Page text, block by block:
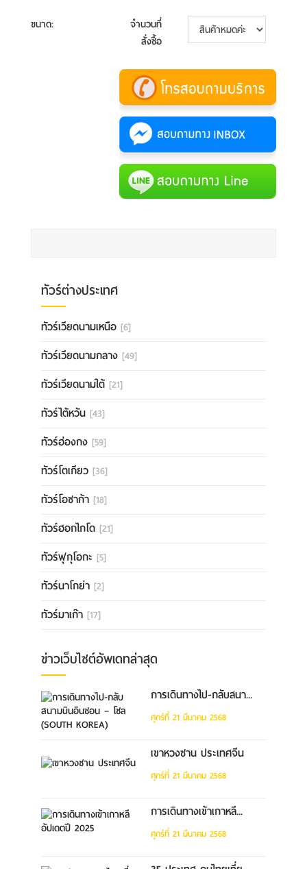
ขนาด:
จำนวนที่
สั่งซื้อ
ทัวร์ต่างประเทศ
ทัวร์เวียดนามเหนือ [6]
ทัวร์เวียดนามกลาง [49]
ทัวร์เวียดนามใต้ [21]
ทัวร์ไต้หวัน [43]
ทัวร์ฮ่องกง [59]
ทัวร์โตเกียว [36]
ทัวร์โอซาก้า [18]
ทัวร์ฮอกไกโด [21]
ทัวร์ฟุกุโอกะ [5]
ทัวร์นาโกย่า [2]
ทัวร์มาเก๊า [17]
ข่าวเว็บไซต์อัพเดทล่าสุด
การเดินทางไป-กลับสนา...
ศุกร์ที่ 21 มีนาคม 2568
เขาหวงซาน ประเทศจีน
ศุกร์ที่ 21 มีนาคม 2568
การเดินทางเข้าเกาหลี...
ศุกร์ที่ 21 มีนาคม 2568